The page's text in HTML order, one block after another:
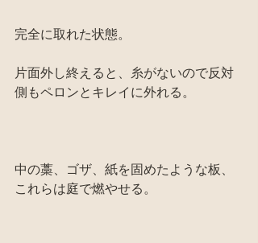
完全に取れた状態。
片面外し終えると、糸がないので反対
側もペロンとキレイに外れる。
中の藁、ゴザ、紙を固めたような板、
これらは庭で燃やせる。